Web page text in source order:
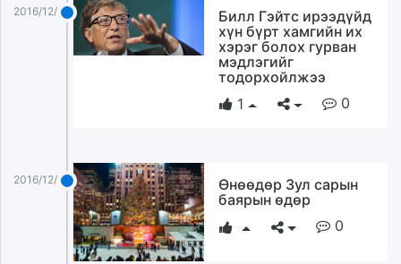
ergelt.mn
today.mn
asu.mn
shudarga.mn
shuurhai.mn
unuudur.mn
2016/12/25
Билл Гэйтс ирээдүйд
хүн бүрт хамгийн их
хэрэг болох гурван
мэдлэгийг
тодорхойлжээ
1
0
2016/12/25
Өнөөдөр Зул сарын
баярын өдөр
0